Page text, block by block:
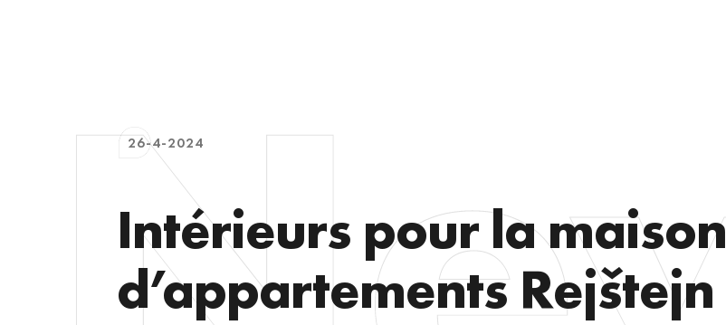
26-4-2024
Intérieurs pour la maison
d’appartements Rejštejn